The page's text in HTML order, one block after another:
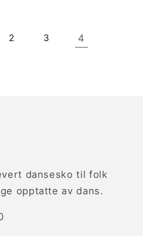
2 3 4
dansesko til folk
opptatte av dans.